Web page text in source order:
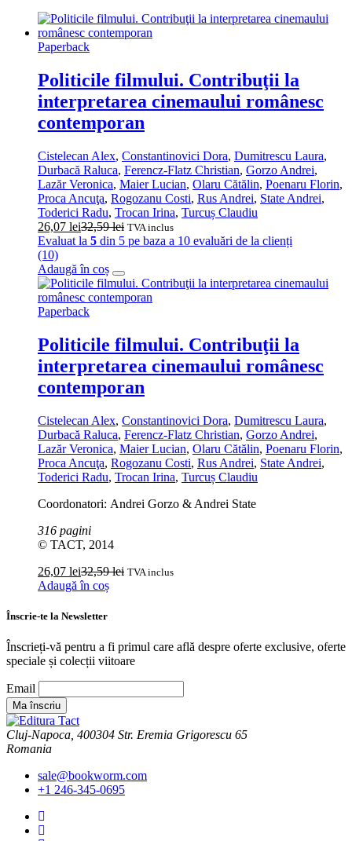
Paperback
Politicile filmului. Contribuţii la
interpretarea cinemaului românesc
contemporan
Cistelecan Alex, Constantinovici Dora, Dumitrescu Laura,
Durbacă Raluca, Ferencz-Flatz Christian, Gorzo Andrei,
Lazăr Veronica, Maier Lucian, Olaru Cătălin, Poenaru Florin,
Proca Ancuţa, Rogozanu Costi, Rus Andrei, State Andrei,
Toderici Radu, Trocan Irina, Turcuș Claudiu
26,07 lei32,59lei TVA inclus
Evaluat la 5 din 5 pe baza a 10 evaluări de la clienți
(10)
Adaugă în coș
Paperback
Politicile filmului. Contribuţii la
interpretarea cinemaului românesc
contemporan
Cistelecan Alex, Constantinovici Dora, Dumitrescu Laura,
Durbacă Raluca, Ferencz-Flatz Christian, Gorzo Andrei,
Lazăr Veronica, Maier Lucian, Olaru Cătălin, Poenaru Florin,
Proca Ancuţa, Rogozanu Costi, Rus Andrei, State Andrei,
Toderici Radu, Trocan Irina, Turcuș Claudiu
Coordonatori: Andrei Gorzo & Andrei State
316 pagini
© TACT, 2014
26,07 lei32,59lei TVA inclus
Adaugă în coș
Înscrie-te la Newsletter
Înscrieți-vă pentru a fi primul care află despre oferte exclusive, oferte
speciale și colecții viitoare
Email
Cluj-Napoca, 400304 Str. Eremia Grigorescu 65
Romania
sale@bookworm.com
+1 246-345-0695